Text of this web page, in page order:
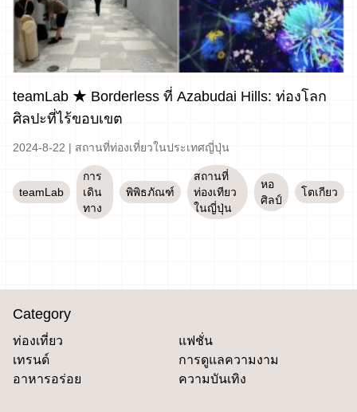
teamLab ★ Borderless ที่ Azabudai Hills: ท่องโลก
ศิลปะที่ไร้ขอบเขต
2024-8-22 | สถานที่ท่องเที่ยวในประเทศญี่ปุ่น
teamLab
การ
เดิน
ทาง
พิพิธภัณฑ์
สถานที่
ท่องเทียว
ในญี่ปุ่น
หอ
ศิลป์
โตเกียว
Category
ท่องเที่ยว
แฟชั่น
เทรนด์
การดูแลความงาม
อาหารอร่อย
ความบันเทิง